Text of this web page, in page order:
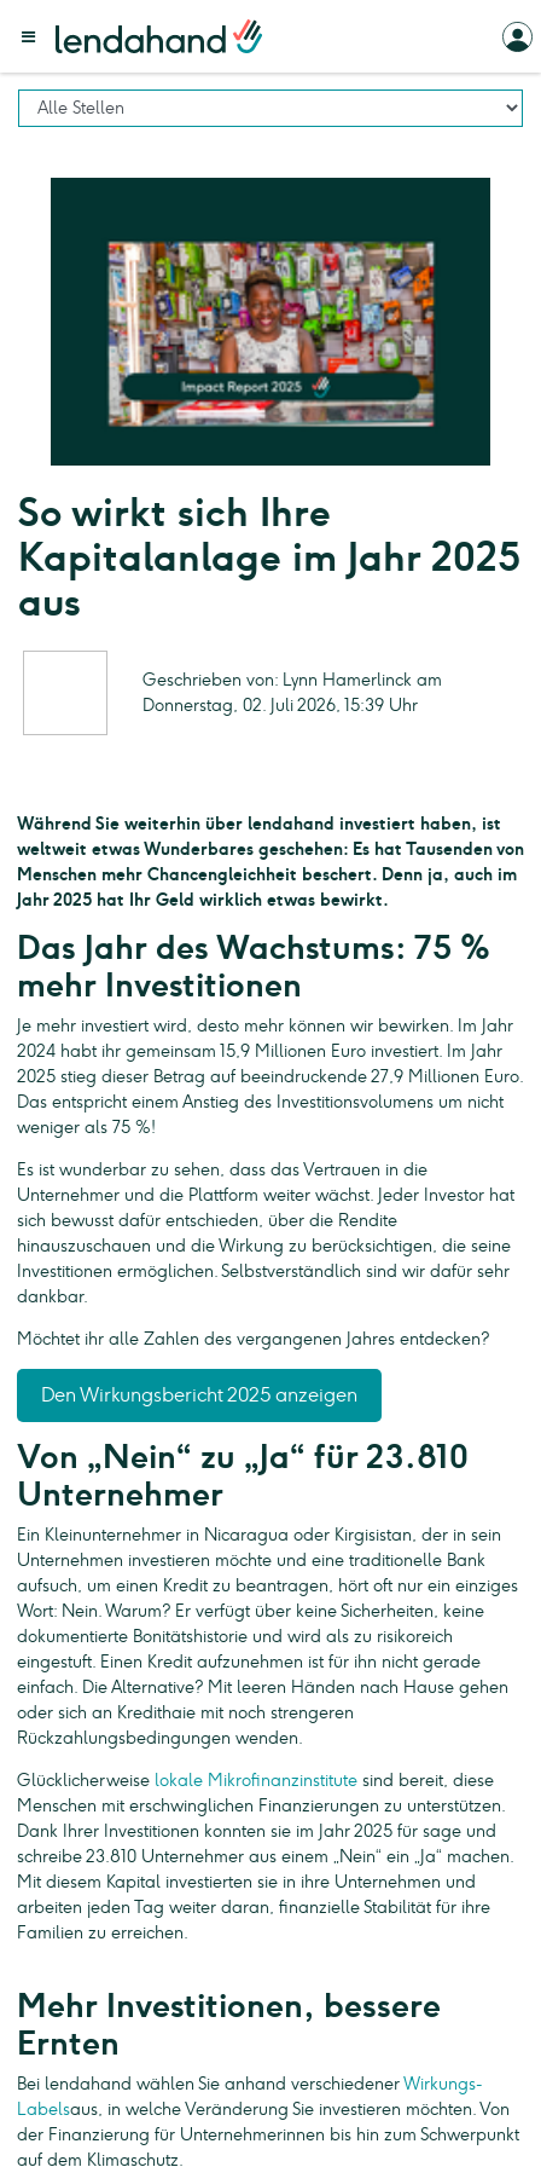
So wirkt sich Ihre
Kapitalanlage im Jahr 2025
aus
Geschrieben von: Lynn Hamerlinck am
Donnerstag, 02. Juli 2026, 15:39 Uhr
Während Sie weiterhin über lendahand investiert haben, ist
weltweit etwas Wunderbares geschehen: Es hat Tausenden von
Menschen mehr Chancengleichheit beschert. Denn ja, auch im
Jahr 2025 hat Ihr Geld wirklich etwas bewirkt.
Das Jahr des Wachstums: 75 %
mehr Investitionen
Je mehr investiert wird, desto mehr können wir bewirken. Im Jahr
2024 habt ihr gemeinsam 15,9 Millionen Euro investiert. Im Jahr
2025 stieg dieser Betrag auf beeindruckende 27,9 Millionen Euro.
Das entspricht einem Anstieg des Investitionsvolumens um nicht
weniger als 75 %!
Es ist wunderbar zu sehen, dass das Vertrauen in die
Unternehmer und die Plattform weiter wächst. Jeder Investor hat
sich bewusst dafür entschieden, über die Rendite
hinauszuschauen und die Wirkung zu berücksichtigen, die seine
Investitionen ermöglichen. Selbstverständlich sind wir dafür sehr
dankbar.
Möchtet ihr alle Zahlen des vergangenen Jahres entdecken?
Den Wirkungsbericht 2025 anzeigen
Von „Nein“ zu „Ja“ für 23.810
Unternehmer
Ein Kleinunternehmer in Nicaragua oder Kirgisistan, der in sein
Unternehmen investieren möchte und eine traditionelle Bank
aufsuch, um einen Kredit zu beantragen, hört oft nur ein einziges
Wort: Nein. Warum? Er verfügt über keine Sicherheiten, keine
dokumentierte Bonitätshistorie und wird als zu risikoreich
eingestuft. Einen Kredit aufzunehmen ist für ihn nicht gerade
einfach. Die Alternative? Mit leeren Händen nach Hause gehen
oder sich an Kredithaie mit noch strengeren
Rückzahlungsbedingungen wenden.
Glücklicherweise lokale Mikrofinanzinstitute sind bereit, diese
Menschen mit erschwinglichen Finanzierungen zu unterstützen.
Dank Ihrer Investitionen konnten sie im Jahr 2025 für sage und
schreibe 23.810 Unternehmer aus einem „Nein“ ein „Ja“ machen.
Mit diesem Kapital investierten sie in ihre Unternehmen und
arbeiten jeden Tag weiter daran, finanzielle Stabilität für ihre
Familien zu erreichen.
Mehr Investitionen, bessere
Ernten
Bei lendahand wählen Sie anhand verschiedenerWirkungs-
Labelsaus, in welche Veränderung Sie investieren möchten. Von
der Finanzierung für Unternehmerinnen bis hin zum Schwerpunkt
auf dem Klimaschutz.